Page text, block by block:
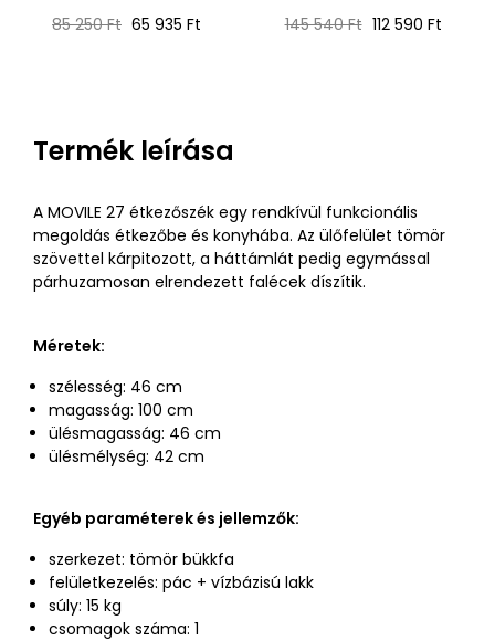
Normál
85 250 Ft Ár
65 935 Ft
Normál
145 540 Ft Ár
112 590 Ft
Termék leírása
A MOVILE 27 étkezőszék egy rendkívül funkcionális
megoldás étkezőbe és konyhába. Az ülőfelület tömör
szövettel kárpitozott, a háttámlát pedig egymással
párhuzamosan elrendezett falécek díszítik.
Méretek:
szélesség: 46 cm
magasság: 100 cm
ülésmagasság: 46 cm
ülésmélység: 42 cm
Egyéb paraméterek és jellemzők:
szerkezet: tömör bükkfa
felületkezelés: pác + vízbázisú lakk
súly: 15 kg
csomagok száma: 1